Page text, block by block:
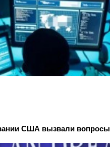
США вызвали вопросы